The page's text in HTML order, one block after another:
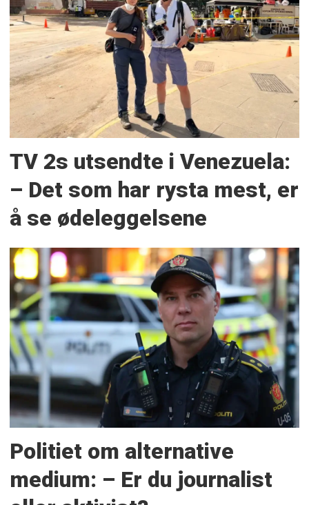
TV 2s utsendte i Venezuela:
– Det som har rysta mest, er
å se ødeleggelsene
Politiet om alternative
medium: – Er du journalist